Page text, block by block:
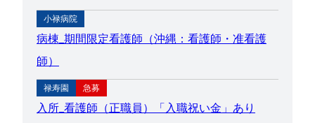
小禄病院
病棟_期間限定看護師（沖縄：看護師・准看護
師）
禄寿園 急募
入所_看護師（正職員）「入職祝い金」あり